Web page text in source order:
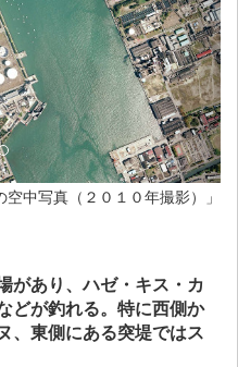
空中写真（２０１０年撮影）」
があり、ハゼ・キス・カ
どが釣れる。特に西側か
、東側にある突堤ではス